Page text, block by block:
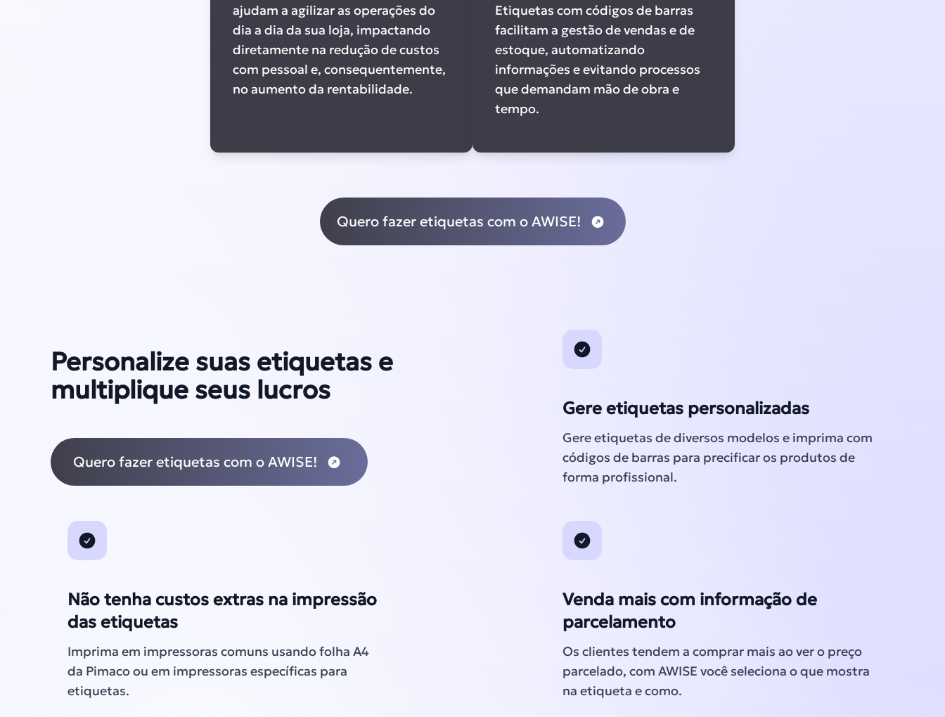
ajudam a agilizar as operações do
dia a dia da sua loja, impactando
diretamente na redução de custos
com pessoal e, consequentemente,
no aumento da rentabilidade.
Etiquetas com códigos de barras
facilitam a gestão de vendas e de
estoque, automatizando
informações e evitando processos
que demandam mão de obra e
tempo.
Quero fazer etiquetas com o AWISE!
Personalize suas etiquetas e
multiplique seus lucros
Quero fazer etiquetas com o AWISE!
Gere etiquetas personalizadas
Gere etiquetas de diversos modelos e imprima com
códigos de barras para precificar os produtos de
forma profissional.
Não tenha custos extras na impressão
das etiquetas
Imprima em impressoras comuns usando folha A4
da Pimaco ou em impressoras específicas para
etiquetas.
Venda mais com informação de
parcelamento
Os clientes tendem a comprar mais ao ver o preço
parcelado, com AWISE você seleciona o que mostra
na etiqueta e como.